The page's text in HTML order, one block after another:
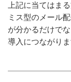
上記に当てはま
ミス型のメール
が分かるだけで
導入につながりま